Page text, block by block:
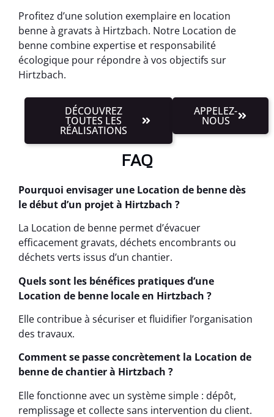
Profitez d’une solution exemplaire en location
benne à gravats à Hirtzbach. Notre Location de
benne combine expertise et responsabilité
écologique pour répondre à vos objectifs sur
Hirtzbach.
DÉCOUVREZ
TOUTES LES
RÉALISATIONS
APPELEZ-
NOUS
FAQ
Pourquoi envisager une Location de benne dès
le début d’un projet à Hirtzbach ?
La Location de benne permet d’évacuer
efficacement gravats, déchets encombrants ou
déchets verts issus d’un chantier.
Quels sont les bénéfices pratiques d’une
Location de benne locale en Hirtzbach ?
Elle contribue à sécuriser et fluidifier l’organisation
des travaux.
Comment se passe concrètement la Location de
benne de chantier à Hirtzbach ?
Elle fonctionne avec un système simple : dépôt,
remplissage et collecte sans intervention du client.